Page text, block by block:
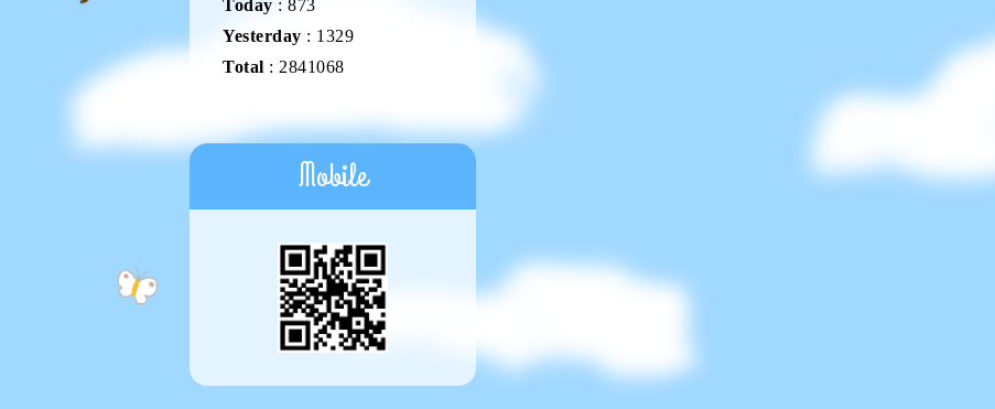
Today : 873
Yesterday : 1329
Total : 2841068
Mobile